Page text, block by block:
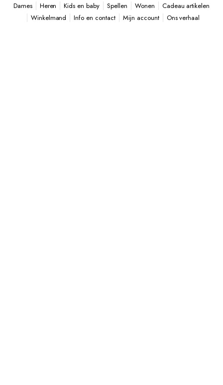
Dames
Heren Kids en baby Spellen Wonen
Cadeau artikelen
Winkelmand
Info en contact Mijn account Ons verhaal